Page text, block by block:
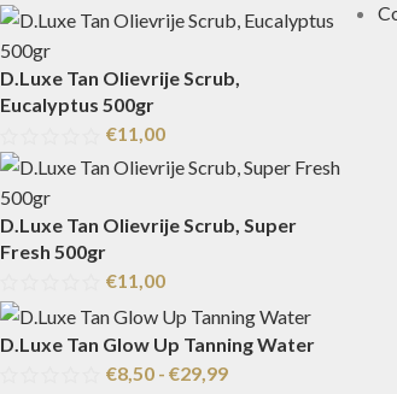
D.Luxe Tan Olievrije Scrub,
Eucalyptus 500gr
€11,00
D.Luxe Tan Olievrije Scrub, Super
Fresh 500gr
€11,00
D.Luxe Tan Glow Up Tanning Water
€8,50 - €29,99